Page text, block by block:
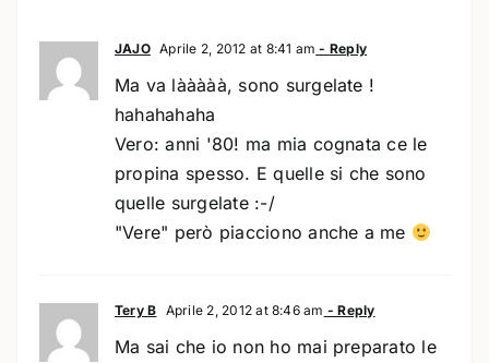
JAJO Aprile 2, 2012 at 8:41 am - Reply
Ma va lààààà, sono surgelate !
hahahahaha
Vero: anni '80! ma mia cognata ce le
propina spesso. E quelle si che sono
quelle surgelate :-/
"Vere" però piacciono anche a me
Tery B Aprile 2, 2012 at 8:46 am - Reply
Ma sai che io non ho mai preparato le